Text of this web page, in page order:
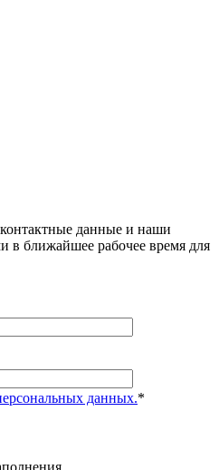
данные и наши
в ближайшее рабочее время для
данных.*